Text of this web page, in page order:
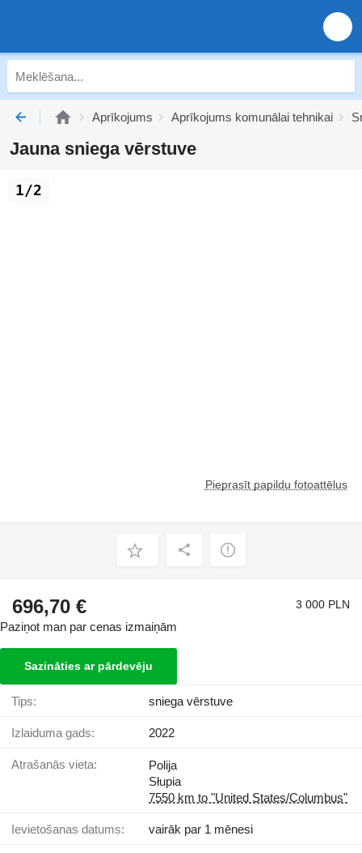
Aprīkojums Aprīkojums komunālai tehnikai
Jauna sniega vērstuve
Pieprasīt papildu fotoattēlus
1/2
696,70 € 3 000 PLN
Paziņot man par cenas izmaiņām
Sazināties ar pārdevēju
Tips: sniega vērstuve
Izlaiduma gads: 2022
Atrašanās vieta:
Polija
Słupia
7550 km to "United States/Columbus"
Ievietošanas datums: vairāk par 1 mēnesi